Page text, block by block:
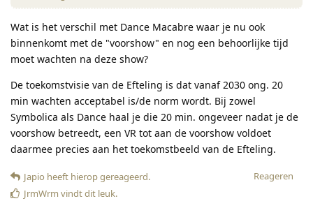
Wat is het verschil met Dance Macabre waar je nu ook
binnenkomt met de "voorshow" en nog een behoorlijke tijd
moet wachten na deze show?
De toekomstvisie van de Efteling is dat vanaf 2030 ong. 20
min wachten acceptabel is/de norm wordt. Bij zowel
Symbolica als Dance haal je die 20 min. ongeveer nadat je de
voorshow betreedt, een VR tot aan de voorshow voldoet
daarmee precies aan het toekomstbeeld van de Efteling.
Reageren
Japio heeft hierop gereageerd.
JrmWrm vindt dit leuk.